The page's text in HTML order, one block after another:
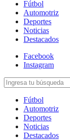
Fútbol
Automotriz
Deportes
Noticias
Destacados
Facebook
Instagram
Fútbol
Automotriz
Deportes
Noticias
Destacados